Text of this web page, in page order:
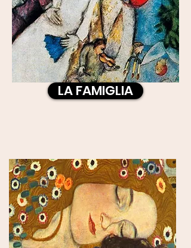
LA FAMIGLIA